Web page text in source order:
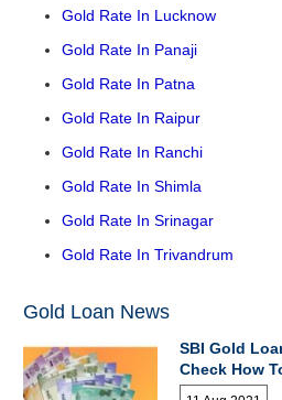
Gold Rate In Lucknow
Gold Rate In Panaji
Gold Rate In Patna
Gold Rate In Raipur
Gold Rate In Ranchi
Gold Rate In Shimla
Gold Rate In Srinagar
Gold Rate In Trivandrum
Gold Loan News
SBI Gold
Check How